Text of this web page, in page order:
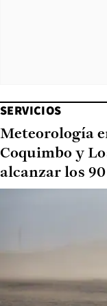
SERVICIOS
Meteorología
Coquimbo y
alcanzar los